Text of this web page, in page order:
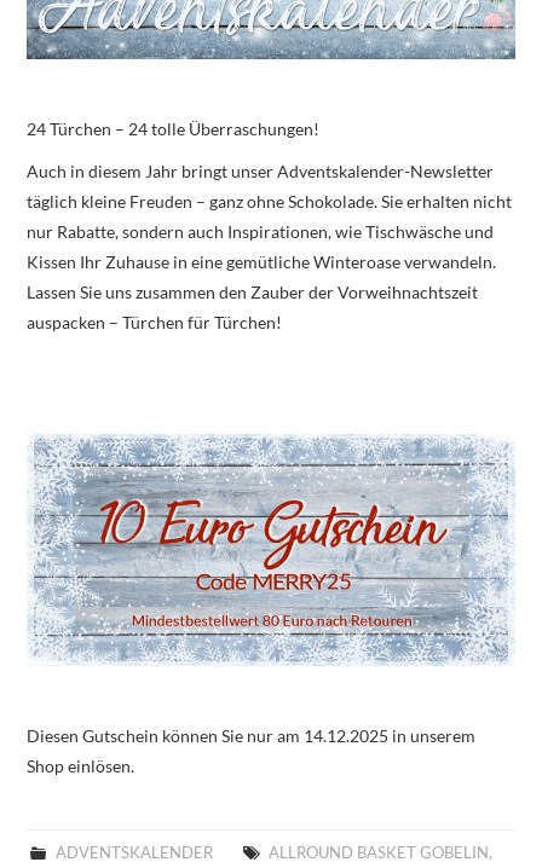
24 Türchen – 24 tolle Überraschungen!
Auch in diesem Jahr bringt unser Adventskalender-Newsletter
täglich kleine Freuden – ganz ohne Schokolade. Sie erhalten nicht
nur Rabatte, sondern auch Inspirationen, wie Tischwäsche und
Kissen Ihr Zuhause in eine gemütliche Winteroase verwandeln.
Lassen Sie uns zusammen den Zauber der Vorweihnachtszeit
auspacken – Türchen für Türchen!
Diesen Gutschein können Sie nur am 14.12.2025 in unserem
Shop einlösen.
ADVENTSKALENDER ALLROUND BASKET GOBELIN,